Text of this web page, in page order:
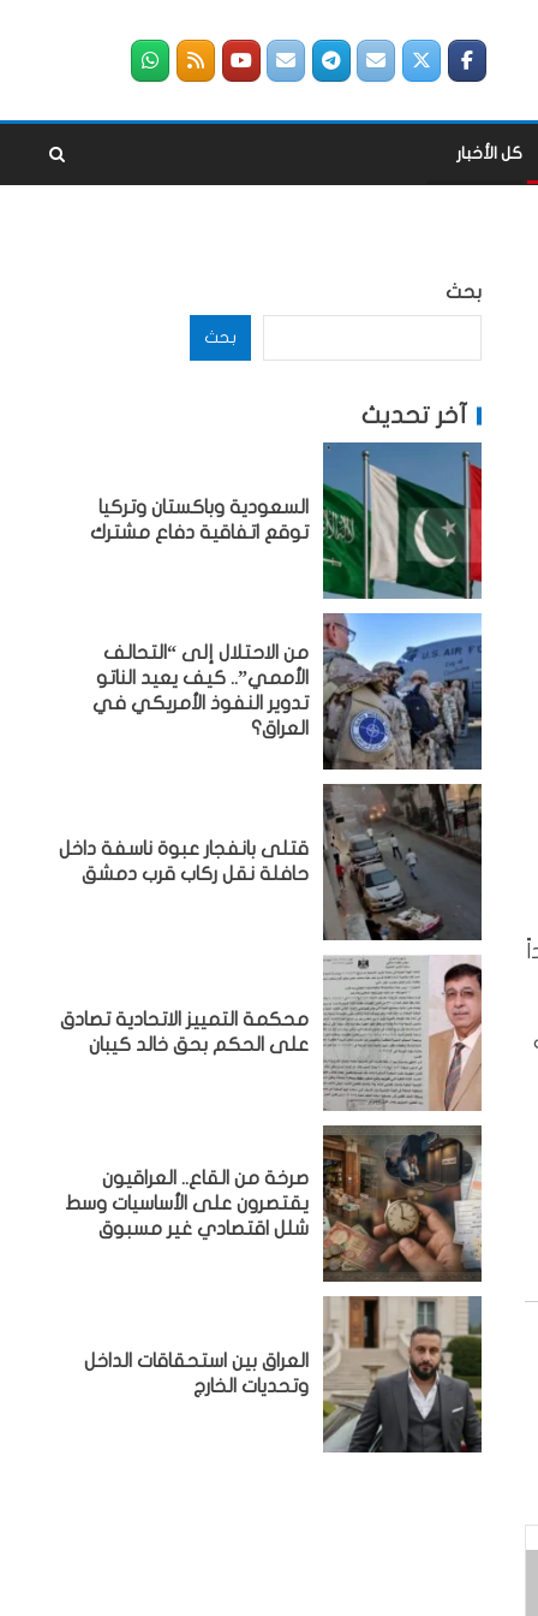
كل الأخبار
بحث
بحث
آخر تحديث
السعودية وباكستان وتركيا
توقع اتفاقية دفاع مشترك
من الاحتلال إلى “التحالف
الأممي”.. كيف يعيد الناتو
تدوير النفوذ الأمريكي في
العراق؟
قتلى بانفجار عبوة ناسفة داخل
حافلة نقل ركاب قرب دمشق
محكمة التمييز الاتحادية تصادق
على الحكم بحق خالد كيبان
صرخة من القاع.. العراقيون
يقتصرون على الأساسيات وسط
شلل اقتصادي غير مسبوق
‏العراق بين استحقاقات الداخل
وتحديات الخارج